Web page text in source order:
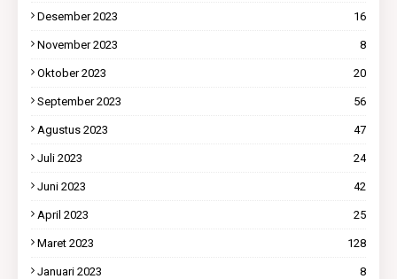
Desember 2023 16
November 2023 8
Oktober 2023 20
September 2023 56
Agustus 2023 47
Juli 2023 24
Juni 2023 42
April 2023 25
Maret 2023 128
Januari 2023 8